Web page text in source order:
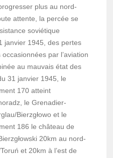
plus au nord-
attente, la percée se
soviétique
janvier 1945, des pertes
par l’aviation
au mauvais état des
31 janvier 1945, le
170 atteint
le Grenadier-
Bierzgłowo et le
186 le château de
20km au nord-
et 20km à l’est de